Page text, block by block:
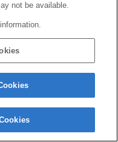
not be available.